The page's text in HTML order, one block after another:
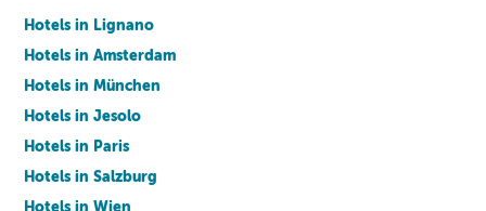
Hotels in Lignano
Hotels in Amsterdam
Hotels in München
Hotels in Jesolo
Hotels in Paris
Hotels in Salzburg
Hotels in Wien